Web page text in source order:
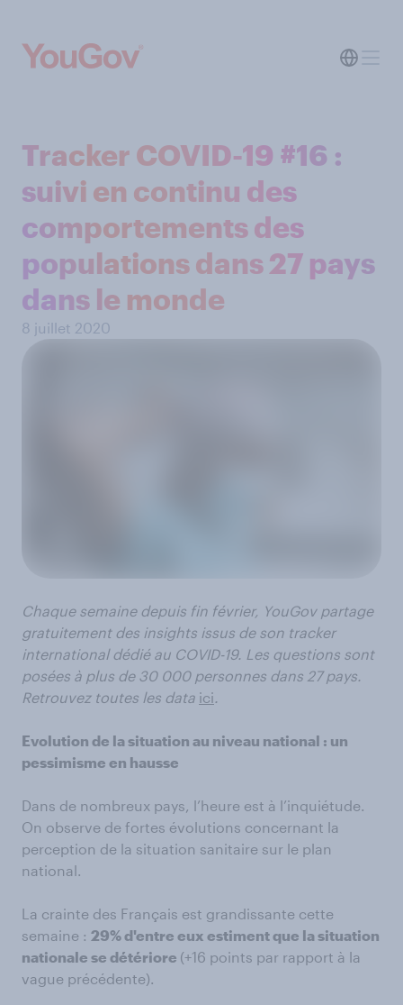
Tracker COVID-19 #16 :
suivi en continu des
comportements des
populations dans 27 pays
dans le monde
8 juillet 2020
Chaque semaine depuis fin février, YouGov partage
gratuitement des insights issus de son tracker
international dédié au COVID-19. Les questions sont
posées à plus de 30 000 personnes dans 27 pays.
Retrouvez toutes les data ici.
Evolution de la situation au niveau national : un
pessimisme en hausse
Dans de nombreux pays, l’heure est à l’inquiétude.
On observe de fortes évolutions concernant la
perception de la situation sanitaire sur le plan
national.
La crainte des Français est grandissante cette
semaine : 29% d'entre eux estiment que la situation
nationale se détériore (+16 points par rapport à la
vague précédente).